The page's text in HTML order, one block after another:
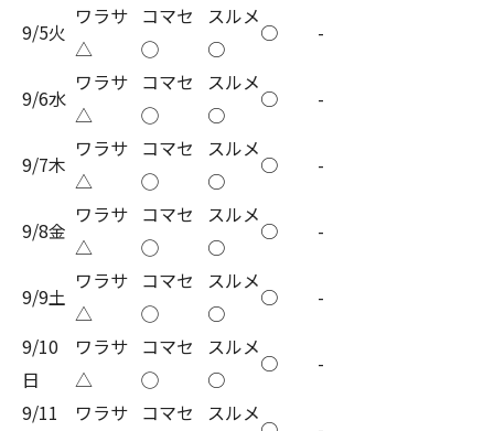
9/5火
ワラサ
△
コマセ
◯
スルメ
○
○ -
9/6水
ワラサ
△
コマセ
◯
スルメ
○
○ -
9/7木
ワラサ
△
コマセ
◯
スルメ
○
○ -
9/8金
ワラサ
△
コマセ
◯
スルメ
○
○ -
9/9土
ワラサ
△
コマセ
◯
スルメ
○
○
-
9/10
日
ワラサ
△
コマセ
◯
スルメ
○
○
-
9/11
ワラサ コマセ
スルメ